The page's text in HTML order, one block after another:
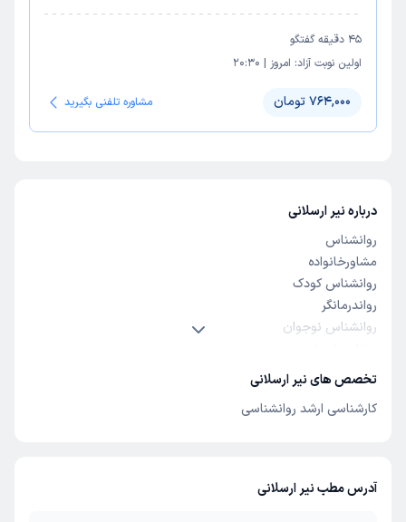
45 دقیقه گفتگو
اولین نوبت آزاد: امروز |
20:30
764,000 تومان مشاوره تلفنی بگیرید
درباره نیر ارسلانی
روانشناس
مشاورخانواده
روانشناس کودک
رواندرمانگر
روانشناس نوجوان
مشاوره طلاق
تخصص های نیر ارسلانی
کارشناسی ارشد روانشناسی
آدرس مطب نیر ارسلانی